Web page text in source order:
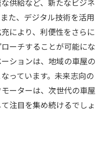
供給など、新たなビジネ
た、デジタル技術を活用
により、利便性をさらに
ーチすることが可能にな
ションは、地域の車屋の
っています。未来志向の
ーターは、次世代の車屋
注目を集め続けるでしょ